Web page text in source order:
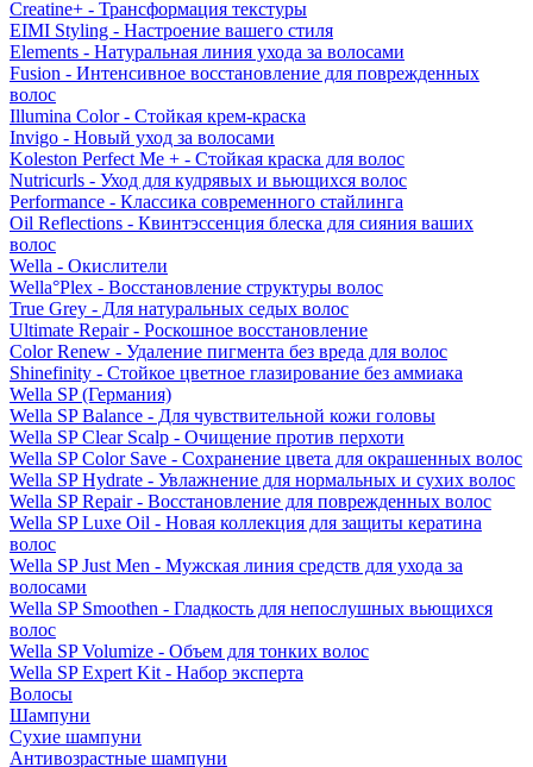
Creatine+ - Трансформация текстуры
EIMI Styling - Настроение вашего стиля
Elements - Натуральная линия ухода за волосами
Fusion - Интенсивное восстановление для поврежденных
волос
Illumina Color - Стойкая крем-краска
Invigo - Новый уход за волосами
Koleston Perfect Me + - Стойкая краска для волос
Nutricurls - Уход для кудрявых и вьющихся волос
Performance - Классика современного стайлинга
Oil Reflections - Квинтэссенция блеска для сияния ваших
волос
Wella - Окислители
Wella°Plex - Восстановление структуры волос
True Grey - Для натуральных седых волос
Ultimate Repair - Роскошное восстановление
Color Renew - Удаление пигмента без вреда для волос
Shinefinity - Стойкое цветное глазирование без аммиака
Wella SP (Германия)
Wella SP Balance - Для чувствительной кожи головы
Wella SP Clear Scalp - Очищение против перхоти
Wella SP Color Save - Сохранение цвета для окрашенных волос
Wella SP Hydrate - Увлажнение для нормальных и сухих волос
Wella SP Repair - Восстановление для поврежденных волос
Wella SP Luxe Oil - Новая коллекция для защиты кератина
волос
Wella SP Just Men - Мужская линия средств для ухода за
волосами
Wella SP Smoothen - Гладкость для непослушных вьющихся
волос
Wella SP Volumize - Объем для тонких волос
Wella SP Expert Kit - Набор эксперта
Волосы
Шампуни
Сухие шампуни
Антивозрастные шампуни